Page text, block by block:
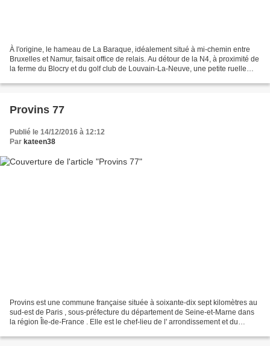
À l'origine, le hameau de La Baraque, idéalement situé à mi-chemin entre
Bruxelles et Namur, faisait office de relais. Au détour de la N4, à proximité de
la ferme du Blocry et du golf club de Louvain-La-Neuve, une petite ruelle
Provins 77
Publié le 14/12/2016 à 12:12
Par kateen38
Provins est une commune française située à soixante-dix sept kilomètres au
sud-est de Paris , sous-préfecture du département de Seine-et-Marne dans
la région Île-de-France . Elle est le chef-lieu de l' arrondissement et du